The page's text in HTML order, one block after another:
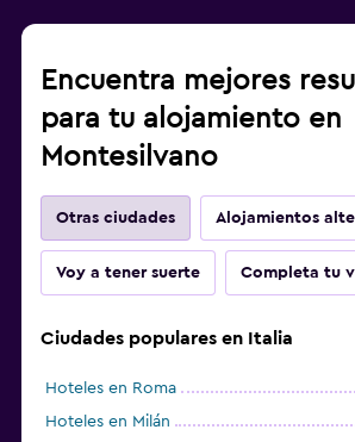
Encuentra mejores
para tu alojamiento en
Montesilvano
Otras ciudades Alojamientos
Voy a tener suerte Completa tu
Ciudades populares en Italia
Hoteles en Roma
Hoteles en Milán